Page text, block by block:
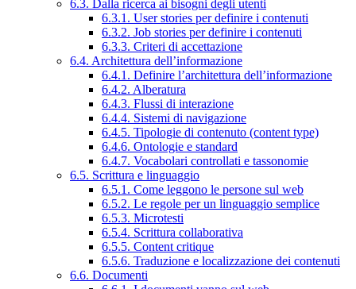
6.3. Dalla ricerca ai bisogni degli utenti
6.3.1. User stories per definire i contenuti
6.3.2. Job stories per definire i contenuti
6.3.3. Criteri di accettazione
6.4. Architettura dell’informazione
6.4.1. Definire l’architettura dell’informazione
6.4.2. Alberatura
6.4.3. Flussi di interazione
6.4.4. Sistemi di navigazione
6.4.5. Tipologie di contenuto (content type)
6.4.6. Ontologie e standard
6.4.7. Vocabolari controllati e tassonomie
6.5. Scrittura e linguaggio
6.5.1. Come leggono le persone sul web
6.5.2. Le regole per un linguaggio semplice
6.5.3. Microtesti
6.5.4. Scrittura collaborativa
6.5.5. Content critique
6.5.6. Traduzione e localizzazione dei contenuti
6.6. Documenti